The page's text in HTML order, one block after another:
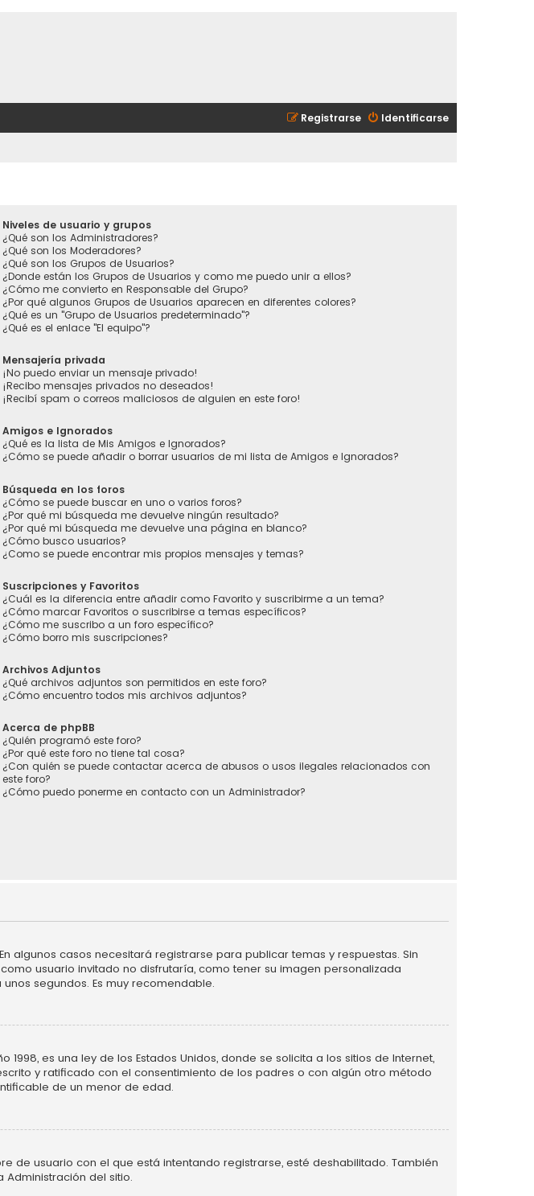
Identificarse
Registrarse
Niveles de usuario y grupos
¿Qué son los Administradores?
¿Qué son los Moderadores?
¿Qué son los Grupos de Usuarios?
¿Donde están los Grupos de Usuarios y como me puedo unir a ellos?
¿Cómo me convierto en Responsable del Grupo?
¿Por qué algunos Grupos de Usuarios aparecen en diferentes colores?
¿Qué es un "Grupo de Usuarios predeterminado"?
¿Qué es el enlace "El equipo"?
Mensajería privada
¡No puedo enviar un mensaje privado!
¡Recibo mensajes privados no deseados!
¡Recibí spam o correos maliciosos de alguien en este foro!
Amigos e Ignorados
¿Qué es la lista de Mis Amigos e Ignorados?
¿Cómo se puede añadir o borrar usuarios de mi lista de Amigos e Ignorados?
Búsqueda en los foros
¿Cómo se puede buscar en uno o varios foros?
¿Por qué mi búsqueda me devuelve ningún resultado?
¿Por qué mi búsqueda me devuelve una página en blanco?
¿Cómo busco usuarios?
¿Como se puede encontrar mis propios mensajes y temas?
Suscripciones y Favoritos
¿Cuál es la diferencia entre añadir como Favorito y suscribirme a un tema?
¿Cómo marcar Favoritos o suscribirse a temas específicos?
¿Cómo me suscribo a un foro específico?
¿Cómo borro mis suscripciones?
Archivos Adjuntos
¿Qué archivos adjuntos son permitidos en este foro?
¿Cómo encuentro todos mis archivos adjuntos?
Acerca de phpBB
¿Quién programó este foro?
¿Por qué este foro no tiene tal cosa?
¿Con quién se puede contactar acerca de abusos o usos ilegales relacionados con
este foro?
¿Cómo puedo ponerme en contacto con un Administrador?
algunos casos necesitará registrarse para publicar temas y respuestas. Sin
usuario invitado no disfrutaría, como tener su imagen personalizada
segundos. Es muy recomendable.
1998, es una ley de los Estados Unidos, donde se solicita a los sitios de Internet,
y ratificado con el consentimiento de los padres o con algún otro método
de un menor de edad.
de usuario con el que está intentando registrarse, esté deshabilitado. También
del sitio.